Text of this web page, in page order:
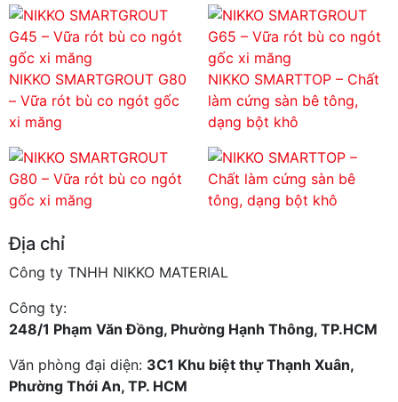
NIKKO SMARTGROUT G80
– Vữa rót bù co ngót gốc
xi măng
NIKKO SMARTTOP – Chất
làm cứng sàn bê tông,
dạng bột khô
Địa chỉ
Công ty TNHH NIKKO MATERIAL
Công ty:
248/1 Phạm Văn Đồng, Phường Hạnh Thông, TP.HCM
Văn phòng đại diện: 3C1 Khu biệt thự Thạnh Xuân,
Phường Thới An, TP. HCM